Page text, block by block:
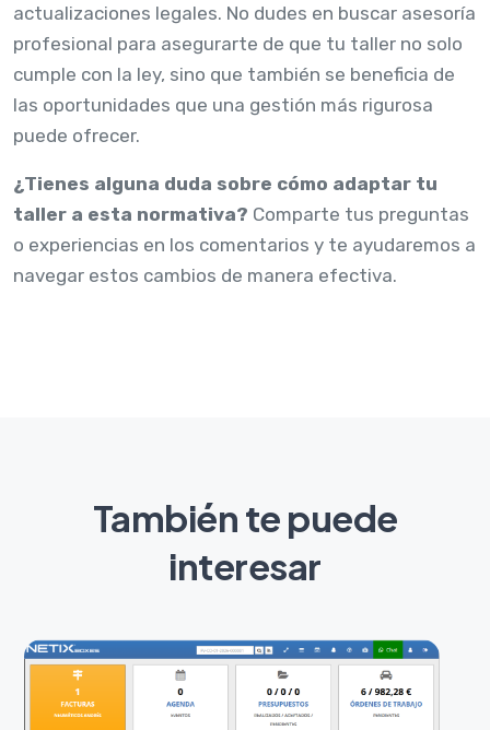
actualizaciones legales. No dudes en buscar asesoría
profesional para asegurarte de que tu taller no solo
cumple con la ley, sino que también se beneficia de
las oportunidades que una gestión más rigurosa
puede ofrecer.
¿Tienes alguna duda sobre cómo adaptar tu
taller a esta normativa? Comparte tus preguntas
o experiencias en los comentarios y te ayudaremos a
navegar estos cambios de manera efectiva.
También te puede
interesar